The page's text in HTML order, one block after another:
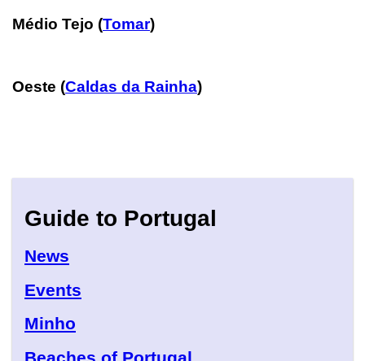
Médio Tejo (Tomar)
Oeste (Caldas da Rainha)
Guide to Portugal
News
Events
Minho
Beaches of Portugal